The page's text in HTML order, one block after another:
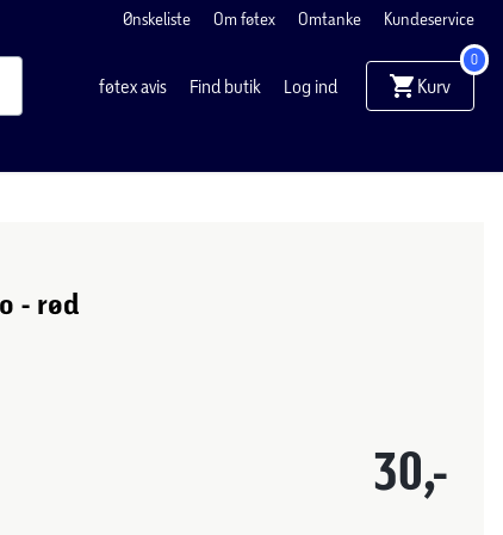
Ønskeliste Om føtex Omtanke Kundeservice
føtex avis Find butik Log ind Kurv
0
- rød
30,-